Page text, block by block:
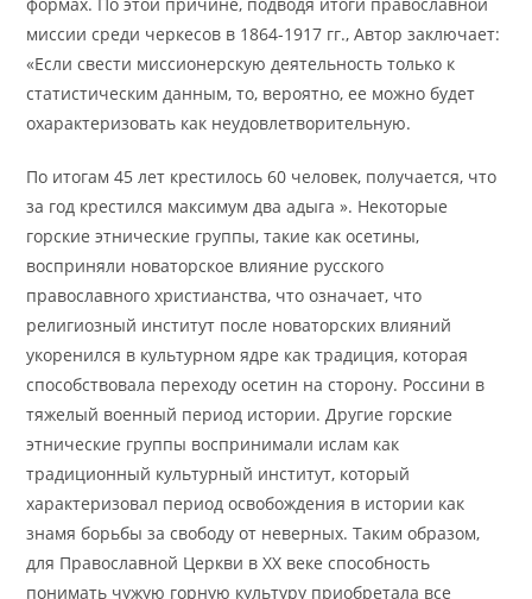
миссии среди черкесов в 1864-1917 гг., Автор заключает:
«Если свести миссионерскую деятельность только к
статистическим данным, то, вероятно, ее можно будет
охарактеризовать как неудовлетворительную.
По итогам 45 лет крестилось 60 человек, получается, что
за год крестился максимум два адыга ». Некоторые
горские этнические группы, такие как осетины,
восприняли новаторское влияние русского
православного христианства, что означает, что
религиозный институт после новаторских влияний
укоренился в культурном ядре как традиция, которая
способствовала переходу осетин на сторону. Россини в
тяжелый военный период истории. Другие горские
этнические группы воспринимали ислам как
традиционный культурный институт, который
характеризовал период освобождения в истории как
знамя борьбы за свободу от неверных. Таким образом,
для Православной Церкви в ХХ веке способность
понимать чужую горную культуру приобретала все